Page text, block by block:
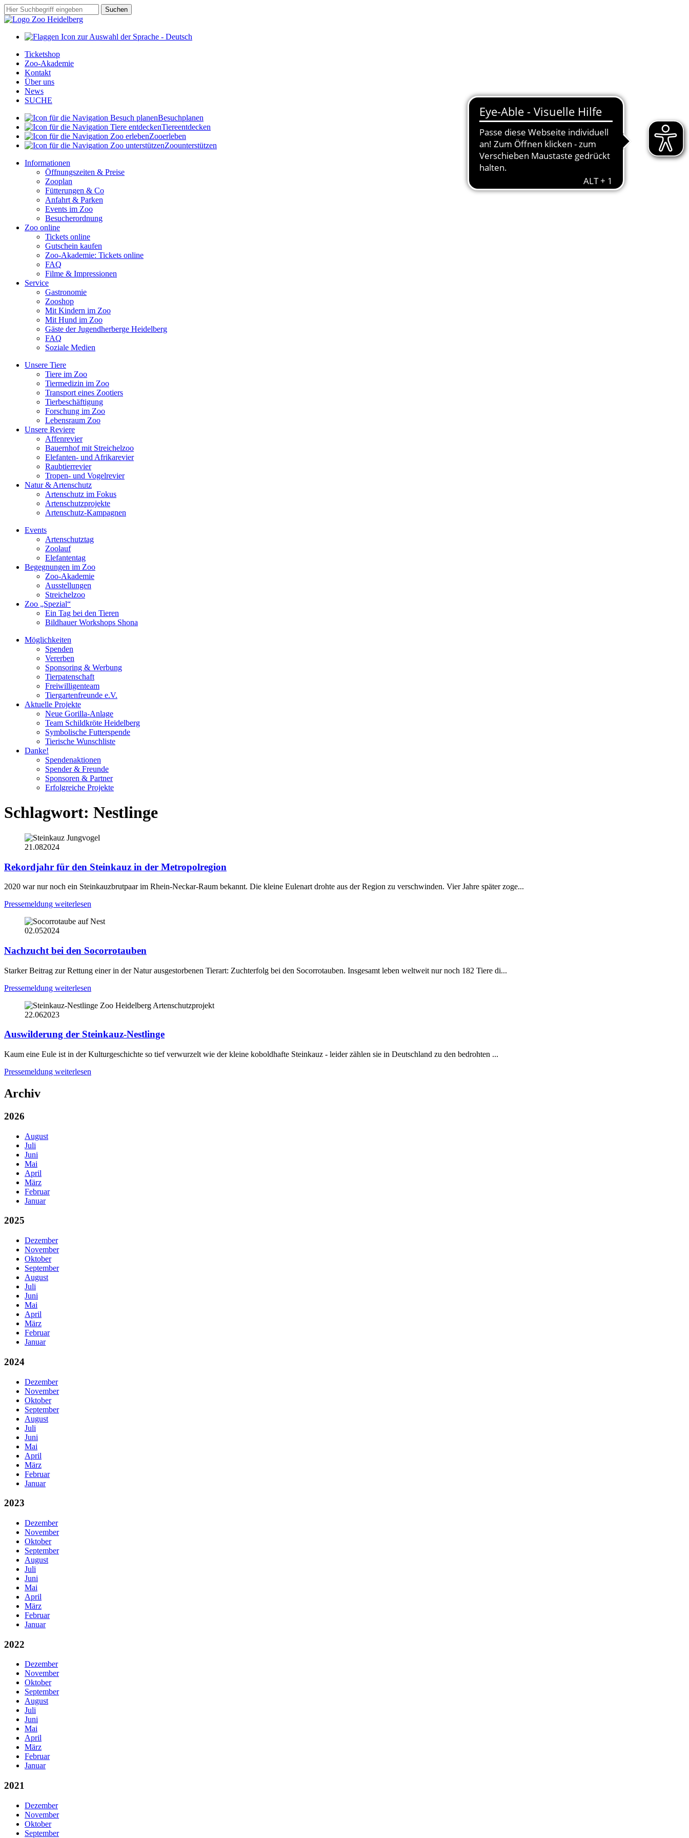
Zum
Hauptinhalt
springen
Suchbegriff Suchen
Ticketshop
Zoo-Akademie
Kontakt
Über uns
News
SUCHE
Besuchplanen
Tiereentdecken
Zooerleben
Zoounterstützen
Informationen
Öffnungszeiten & Preise
Zooplan
Fütterungen & Co
Anfahrt & Parken
Events im Zoo
Besucherordnung
Zoo online
Tickets online
Gutschein kaufen
Zoo-Akademie: Tickets online
FAQ
Filme & Impressionen
Service
Gastronomie
Zooshop
Mit Kindern im Zoo
Mit Hund im Zoo
Gäste der Jugendherberge Heidelberg
FAQ
Soziale Medien
Unsere Tiere
Tiere im Zoo
Tiermedizin im Zoo
Transport eines Zootiers
Tierbeschäftigung
Forschung im Zoo
Lebensraum Zoo
Unsere Reviere
Affenrevier
Bauernhof mit Streichelzoo
Elefanten- und Afrikarevier
Raubtierrevier
Tropen- und Vogelrevier
Natur & Artenschutz
Artenschutz im Fokus
Artenschutzprojekte
Artenschutz-Kampagnen
Events
Artenschutztag
Zoolauf
Elefantentag
Begegnungen im Zoo
Zoo-Akademie
Ausstellungen
Streichelzoo
Zoo „Spezial“
Ein Tag bei den Tieren
Bildhauer Workshops Shona
Möglichkeiten
Spenden
Vererben
Sponsoring & Werbung
Tierpatenschaft
Freiwilligenteam
Tiergartenfreunde e.V.
Aktuelle Projekte
Neue Gorilla-Anlage
Team Schildkröte Heidelberg
Symbolische Futterspende
Tierische Wunschliste
Danke!
Spendenaktionen
Spender & Freunde
Sponsoren & Partner
Erfolgreiche Projekte
Schlagwort: Nestlinge
21.082024
Rekordjahr für den Steinkauz in der Metropolregion
2020 war nur noch ein Steinkauzbrutpaar im Rhein-Neckar-Raum bekannt. Die kleine Eulenart drohte aus der Region zu verschwinden. Vier Jahre später zoge...
Pressemeldung weiterlesen
02.052024
Nachzucht bei den Socorrotauben
Starker Beitrag zur Rettung einer in der Natur ausgestorbenen Tierart: Zuchterfolg bei den Socorrotauben. Insgesamt leben weltweit nur noch 182 Tiere di...
Pressemeldung weiterlesen
22.062023
Auswilderung der Steinkauz-Nestlinge
Kaum eine Eule ist in der Kulturgeschichte so tief verwurzelt wie der kleine koboldhafte Steinkauz - leider zählen sie in Deutschland zu den bedrohten ...
Pressemeldung weiterlesen
Archiv
2026
August
Juli
Juni
Mai
April
März
Februar
Januar
2025
Dezember
November
Oktober
September
August
Juli
Juni
Mai
April
März
Februar
Januar
2024
Dezember
November
Oktober
September
August
Juli
Juni
Mai
April
März
Februar
Januar
2023
Dezember
November
Oktober
September
August
Juli
Juni
Mai
April
März
Februar
Januar
2022
Dezember
November
Oktober
September
August
Juli
Juni
Mai
April
März
Februar
Januar
2021
Dezember
November
Oktober
September